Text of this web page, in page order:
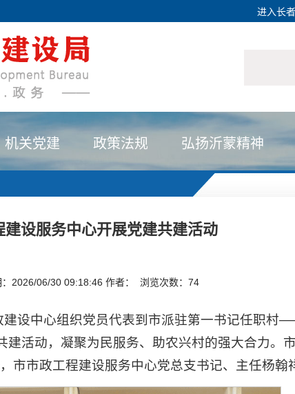
进入长
机关党建 政策法规 弘扬沂蒙精神
建设服务中心开展党建共建活动
：2026/06/30 09:18:46 作者： 浏览次数： 74
建设中心组织党员代表到市派驻第一书记任职村
建活动，凝聚为民服务、助农兴村的强大合力。
市市政工程建设服务中心党总支书记、主任杨翰